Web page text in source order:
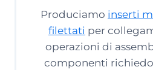
Produciamo inserti
filettati per
operazioni di
componenti